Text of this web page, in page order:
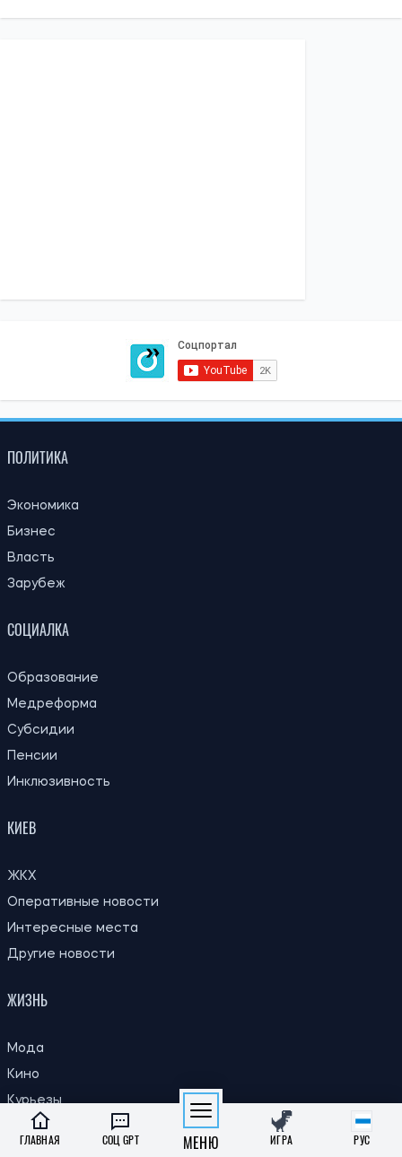
ПОЛИТИКА
Экономика
Бизнес
Власть
Зарубеж
СОЦИАЛКА
Образование
Медреформа
Субсидии
Пенсии
Инклюзивность
КИЕВ
ЖКХ
Оперативные новости
Интересные места
Другие новости
ЖИЗНЬ
Мода
Кино
Курьезы
ЗОЖ
ГЛАВНАЯ СОЦ GPT МЕНЮ ИГРА РУС